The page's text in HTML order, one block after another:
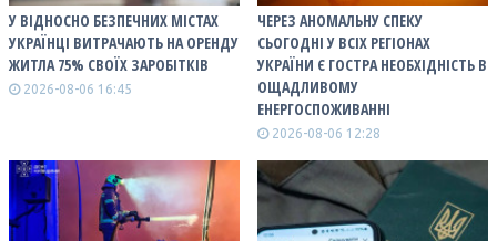
У ВІДНОСНО БЕЗПЕЧНИХ МІСТАХ
УКРАЇНЦІ ВИТРАЧАЮТЬ НА ОРЕНДУ
ЖИТЛА 75% СВОЇХ ЗАРОБІТКІВ
2026-08-06 16:45
ЧЕРЕЗ АНОМАЛЬНУ СПЕКУ
СЬОГОДНІ У ВСІХ РЕГІОНАХ
УКРАЇНИ Є ГОСТРА НЕОБХІДНІСТЬ В
ОЩАДЛИВОМУ
ЕНЕРГОСПОЖИВАННІ
2026-08-06 12:28